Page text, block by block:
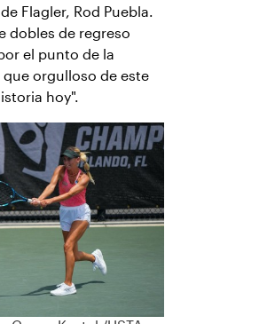
Flagler, Rod Puebla.
dobles de regreso
el punto de la
orgulloso de este
hoy".